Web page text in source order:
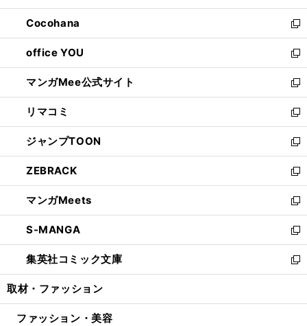
開
く
ウ
で
開
く
ン
ド
ウ
で
開
く
し
い
ウ
ィ
ン
ド
ウ
で
開
く
Cocohana
新
し
い
ウ
ィ
ン
ド
ウ
で
開
く
office YOU
新
し
い
ウ
ィ
ン
ド
ウ
で
開
く
マンガMee公式サイト
新
し
い
ウ
ィ
ン
ド
ウ
で
開
く
リマコミ
新
し
い
ウ
ィ
ン
ド
ウ
で
開
く
ジャンプTOON
新
し
い
ウ
ィ
ン
ド
ウ
で
開
ZEBRACK
新
し
い
ウ
ィ
ン
ド
ウ
開
マンガMeets
新
し
い
ウ
ィ
ン
ウ
S-MANGA
新
し
い
ウ
ン
集英社コミック文庫
新
し
ウ
取材・ファッション
ファッション・美容